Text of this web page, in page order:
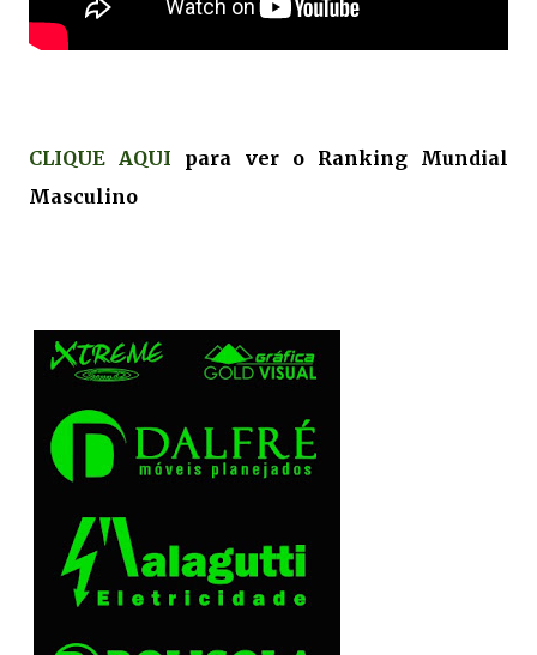
CLIQUE AQUI
para ver o Ranking Mundial
Masculino